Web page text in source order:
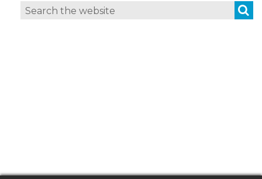
Search